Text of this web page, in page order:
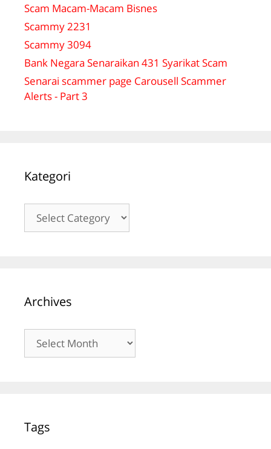
Scam Macam-Macam Bisnes
Scammy 2231
Scammy 3094
Bank Negara Senaraikan 431 Syarikat Scam
Senarai scammer page Carousell Scammer
Alerts - Part 3
Kategori
Archives
Tags